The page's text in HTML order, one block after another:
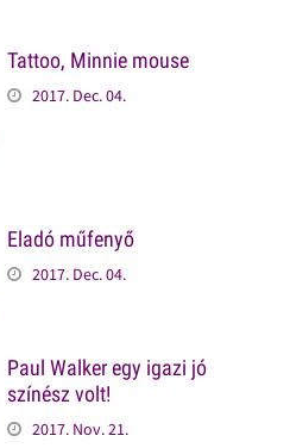
Tattoo, Minnie mouse
2017. Dec. 04.
Eladó műfenyő
2017. Dec. 04.
Paul Walker egy igazi jó
színész volt!
2017. Nov. 21.